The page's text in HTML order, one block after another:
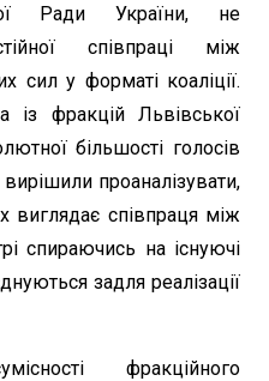
Ради України, не
співпраці між
сил у форматі коаліції.
фракцій Львівської
більшості голосів
проаналізувати,
виглядає співпраця між
спираючись на існуючі
задля реалізації
фракційного